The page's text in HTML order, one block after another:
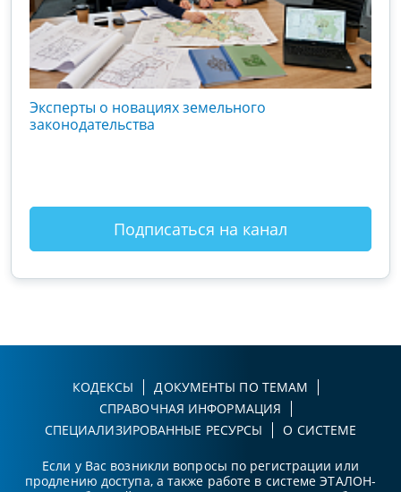
Эксперты о новациях земельного
законодательства
Подписаться на канал
КОДЕКСЫ
ДОКУМЕНТЫ ПО ТЕМАМ
СПРАВОЧНАЯ ИНФОРМАЦИЯ
СПЕЦИАЛИЗИРОВАННЫЕ РЕСУРСЫ
О СИСТЕМЕ
Если у Вас возникли вопросы по регистрации или
продлению доступа, а также работе в системе ЭТАЛОН-